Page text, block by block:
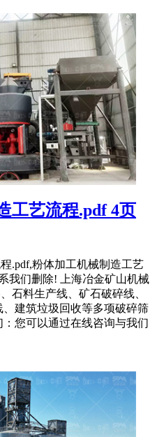
工艺流程.pdf 4页
.pdf,粉体加工机械制造工艺
我们删除! 上海冶金矿山机械
石料生产线、矿石破碎线、
建筑垃圾回收等多项破碎筛
您可以通过在线咨询与我们